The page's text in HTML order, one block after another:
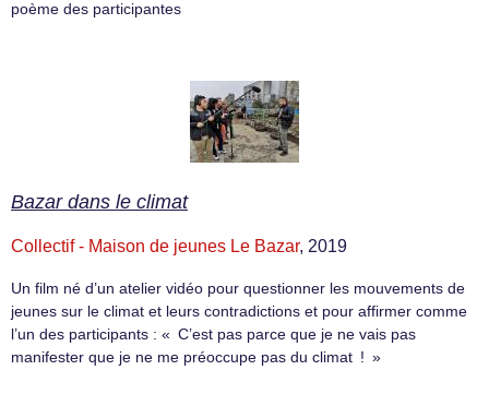
poème des participantes
Bazar dans le climat
Collectif - Maison de jeunes Le Bazar, 2019
Un film né d’un atelier vidéo pour questionner les mouvements de
jeunes sur le climat et leurs contradictions et pour affirmer comme
l’un des participants : « C’est pas parce que je ne vais pas
manifester que je ne me préoccupe pas du climat ! »